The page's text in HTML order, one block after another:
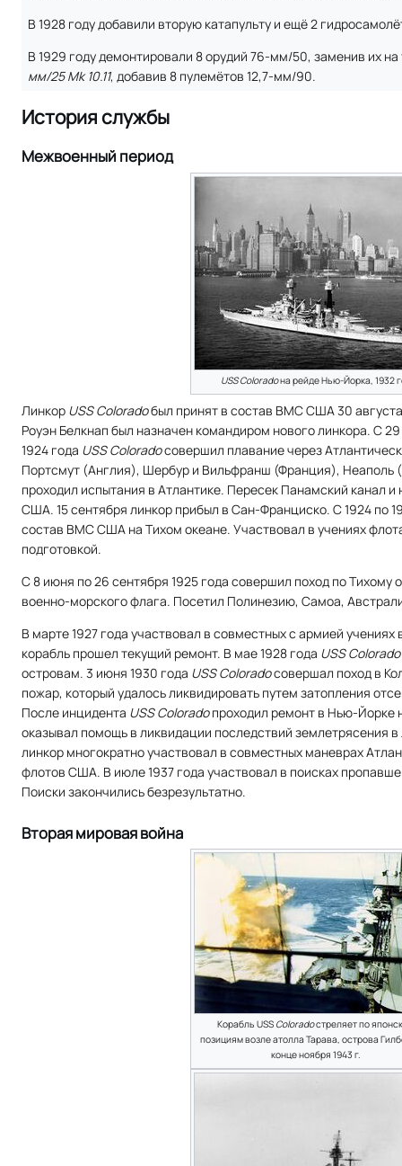
В 1928 году добавили вторую катапульту и ещё 2
В 1929 году демонтировали 8 орудий 76-мм/50, заменив их
мм/25 Mk 10.11, добавив 8 пулемётов 12,7-мм/90.
История службы
Межвоенный период
USS Coloradoна рейде Нью-Йорка, 1932
Линкор USS Coloradoбыл принят в состав ВМС США 30
Роуэн Белкнап был назначен командиром нового линкора. С
1924 года USS Coloradoсовершил плавание через
Портсмут (Англия), Шербур и Вильфранш (Франция),
проходил испытания в Атлантике. Пересек Панамский канал
США. 15 сентября линкор прибыл в Сан-Франциско. С 1924 по
состав ВМС США на Тихом океане. Участвовал в учениях
подготовкой.
С 8 июня по 26 сентября 1925 года совершил поход по Тихому
военно-морского флага. Посетил Полинезию, Самоа,
В марте 1927 года участвовал в совместных с армией
корабль прошел текущий ремонт. В мае 1928 года USS Colorado
островам. 3 июня 1930 года USS Coloradoсовершал поход в
пожар, который удалось ликвидировать путем затопления
После инцидента USS Coloradoпроходил ремонт в Нью-Йорке
оказывал помощь в ликвидации последствий землетрясения
линкор многократно участвовал в совместных маневрах
флотов США. В июле 1937 года участвовал в поисках
Поиски закончились безрезультатно.
Вторая мировая война
Корабль USS Coloradoстреляет по
позициям возле атолла Тарава, острова
конце ноября 1943 г.